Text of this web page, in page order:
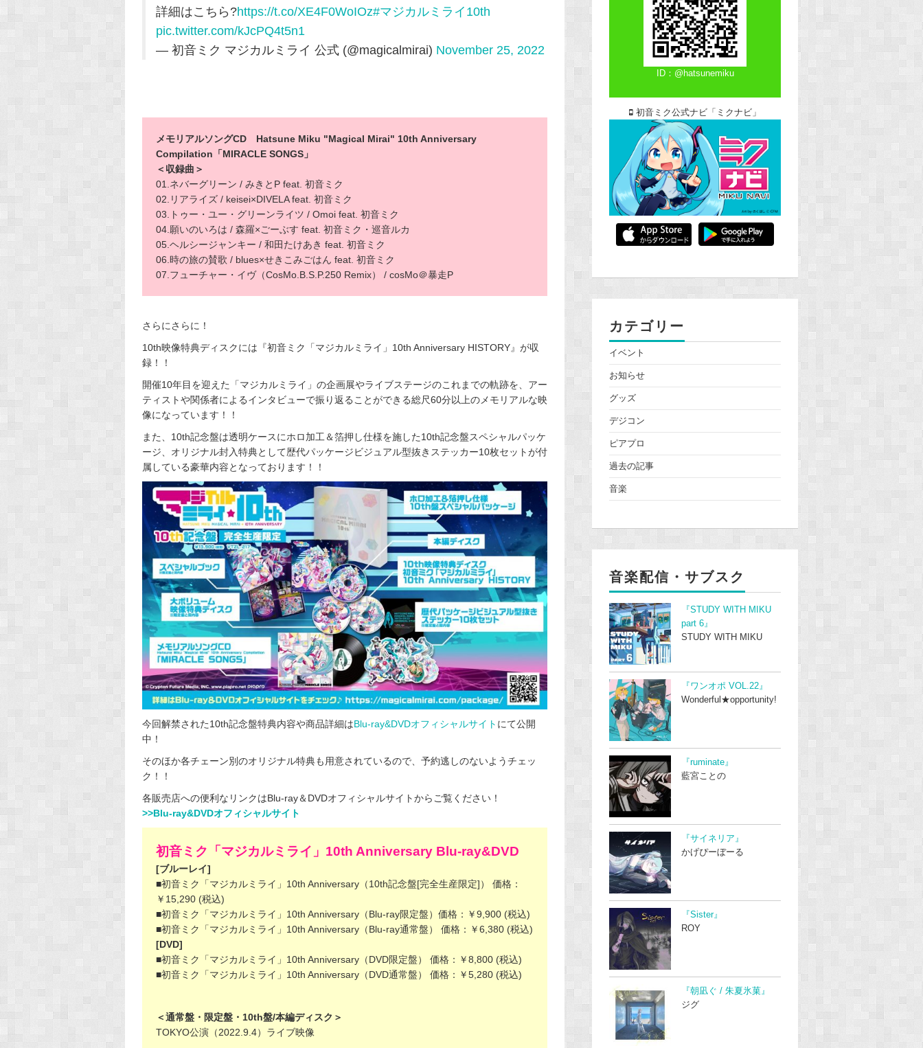
詳細はこちら?https://t.co/XE4F0WoIOz#マジカルミライ10th
pic.twitter.com/kJcPQ4t5n1
— 初音ミク マジカルミライ 公式 (@magicalmirai) November 25, 2022
メモリアルソングCD Hatsune Miku "Magical Mirai" 10th Anniversary
Compilation「MIRACLE SONGS」
＜収録曲＞
01.ネバーグリーン / みきとP feat. 初音ミク
02.リアライズ / keisei×DIVELA feat. 初音ミク
03.トゥー・ユー・グリーンライツ / Omoi feat. 初音ミク
04.願いのいろは / 森羅×ごーぶす feat. 初音ミク・巡音ルカ
05.ヘルシージャンキー / 和田たけあき feat. 初音ミク
06.時の旅の賛歌 / blues×せきこみごはん feat. 初音ミク
07.フューチャー・イヴ（CosMo.B.S.P.250 Remix） / cosMo＠暴走P
さらにさらに！
10th映像特典ディスクには『初音ミク「マジカルミライ」10th Anniversary HISTORY』が収
録！！
開催10年目を迎えた「マジカルミライ」の企画展やライブステージのこれまでの軌跡を、アー
ティストや関係者によるインタビューで振り返ることができる総尺60分以上のメモリアルな映
像になっています！！
また、10th記念盤は透明ケースにホロ加工＆箔押し仕様を施した10th記念盤スペシャルパッケ
ージ、オリジナル封入特典として歴代パッケージビジュアル型抜きステッカー10枚セットが付
属している豪華内容となっております！！
今回解禁された10th記念盤特典内容や商品詳細はBlu-ray&DVDオフィシャルサイト にて公開
中！
そのほか各チェーン別のオリジナル特典も用意されているので、予約逃しのないようチェッ
ク！！
各販売店への便利なリンクはBlu-ray＆DVDオフィシャルサイトからご覧ください！
>>Blu-ray&DVDオフィシャルサイト
初音ミク「マジカルミライ」10th Anniversary Blu-ray&DVD
[ブルーレイ]
■初音ミク「マジカルミライ」10th Anniversary（10th記念盤[完全生産限定]） 価格：
￥15,290 (税込)
■初音ミク「マジカルミライ」10th Anniversary（Blu-ray限定盤）価格：￥9,900 (税込)
■初音ミク「マジカルミライ」10th Anniversary（Blu-ray通常盤） 価格：￥6,380 (税込)
[DVD]
■初音ミク「マジカルミライ」10th Anniversary（DVD限定盤） 価格：￥8,800 (税込)
■初音ミク「マジカルミライ」10th Anniversary（DVD通常盤） 価格：￥5,280 (税込)
＜通常盤・限定盤・10th盤/本編ディスク＞
TOKYO公演（2022.9.4）ライブ映像
ID：@hatsunemiku
初音ミク公式ナビ「ミクナビ」
カテゴリー
イベント
お知らせ
グッズ
デジコン
ピアプロ
過去の記事
音楽
音楽配信・サブスク
『STUDY WITH MIKU
part 6』
STUDY WITH MIKU
『ワンオポ VOL.22』
Wonderful★opportunity!
『ruminate』
藍宮ことの
『サイネリア』
かげぴーぼーる
『Sister』
ROY
『朝凪ぐ / 朱夏氷菓』
ジグ